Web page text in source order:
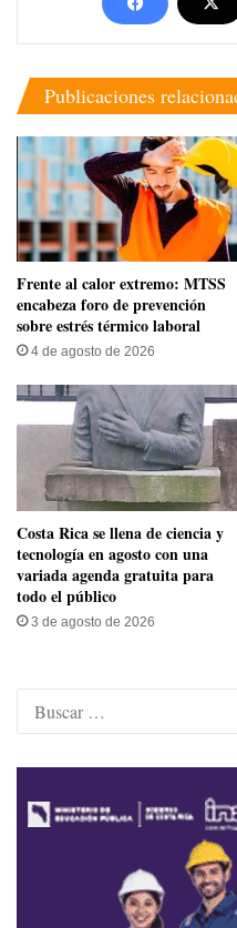
Publicaciones
Frente al calor extremo: MTSS
encabeza foro de prevención
sobre estrés térmico laboral
4 de agosto de 2026
​Costa Rica se llena de ciencia y
tecnología en agosto con una
variada agenda gratuita para
todo el público
3 de agosto de 2026